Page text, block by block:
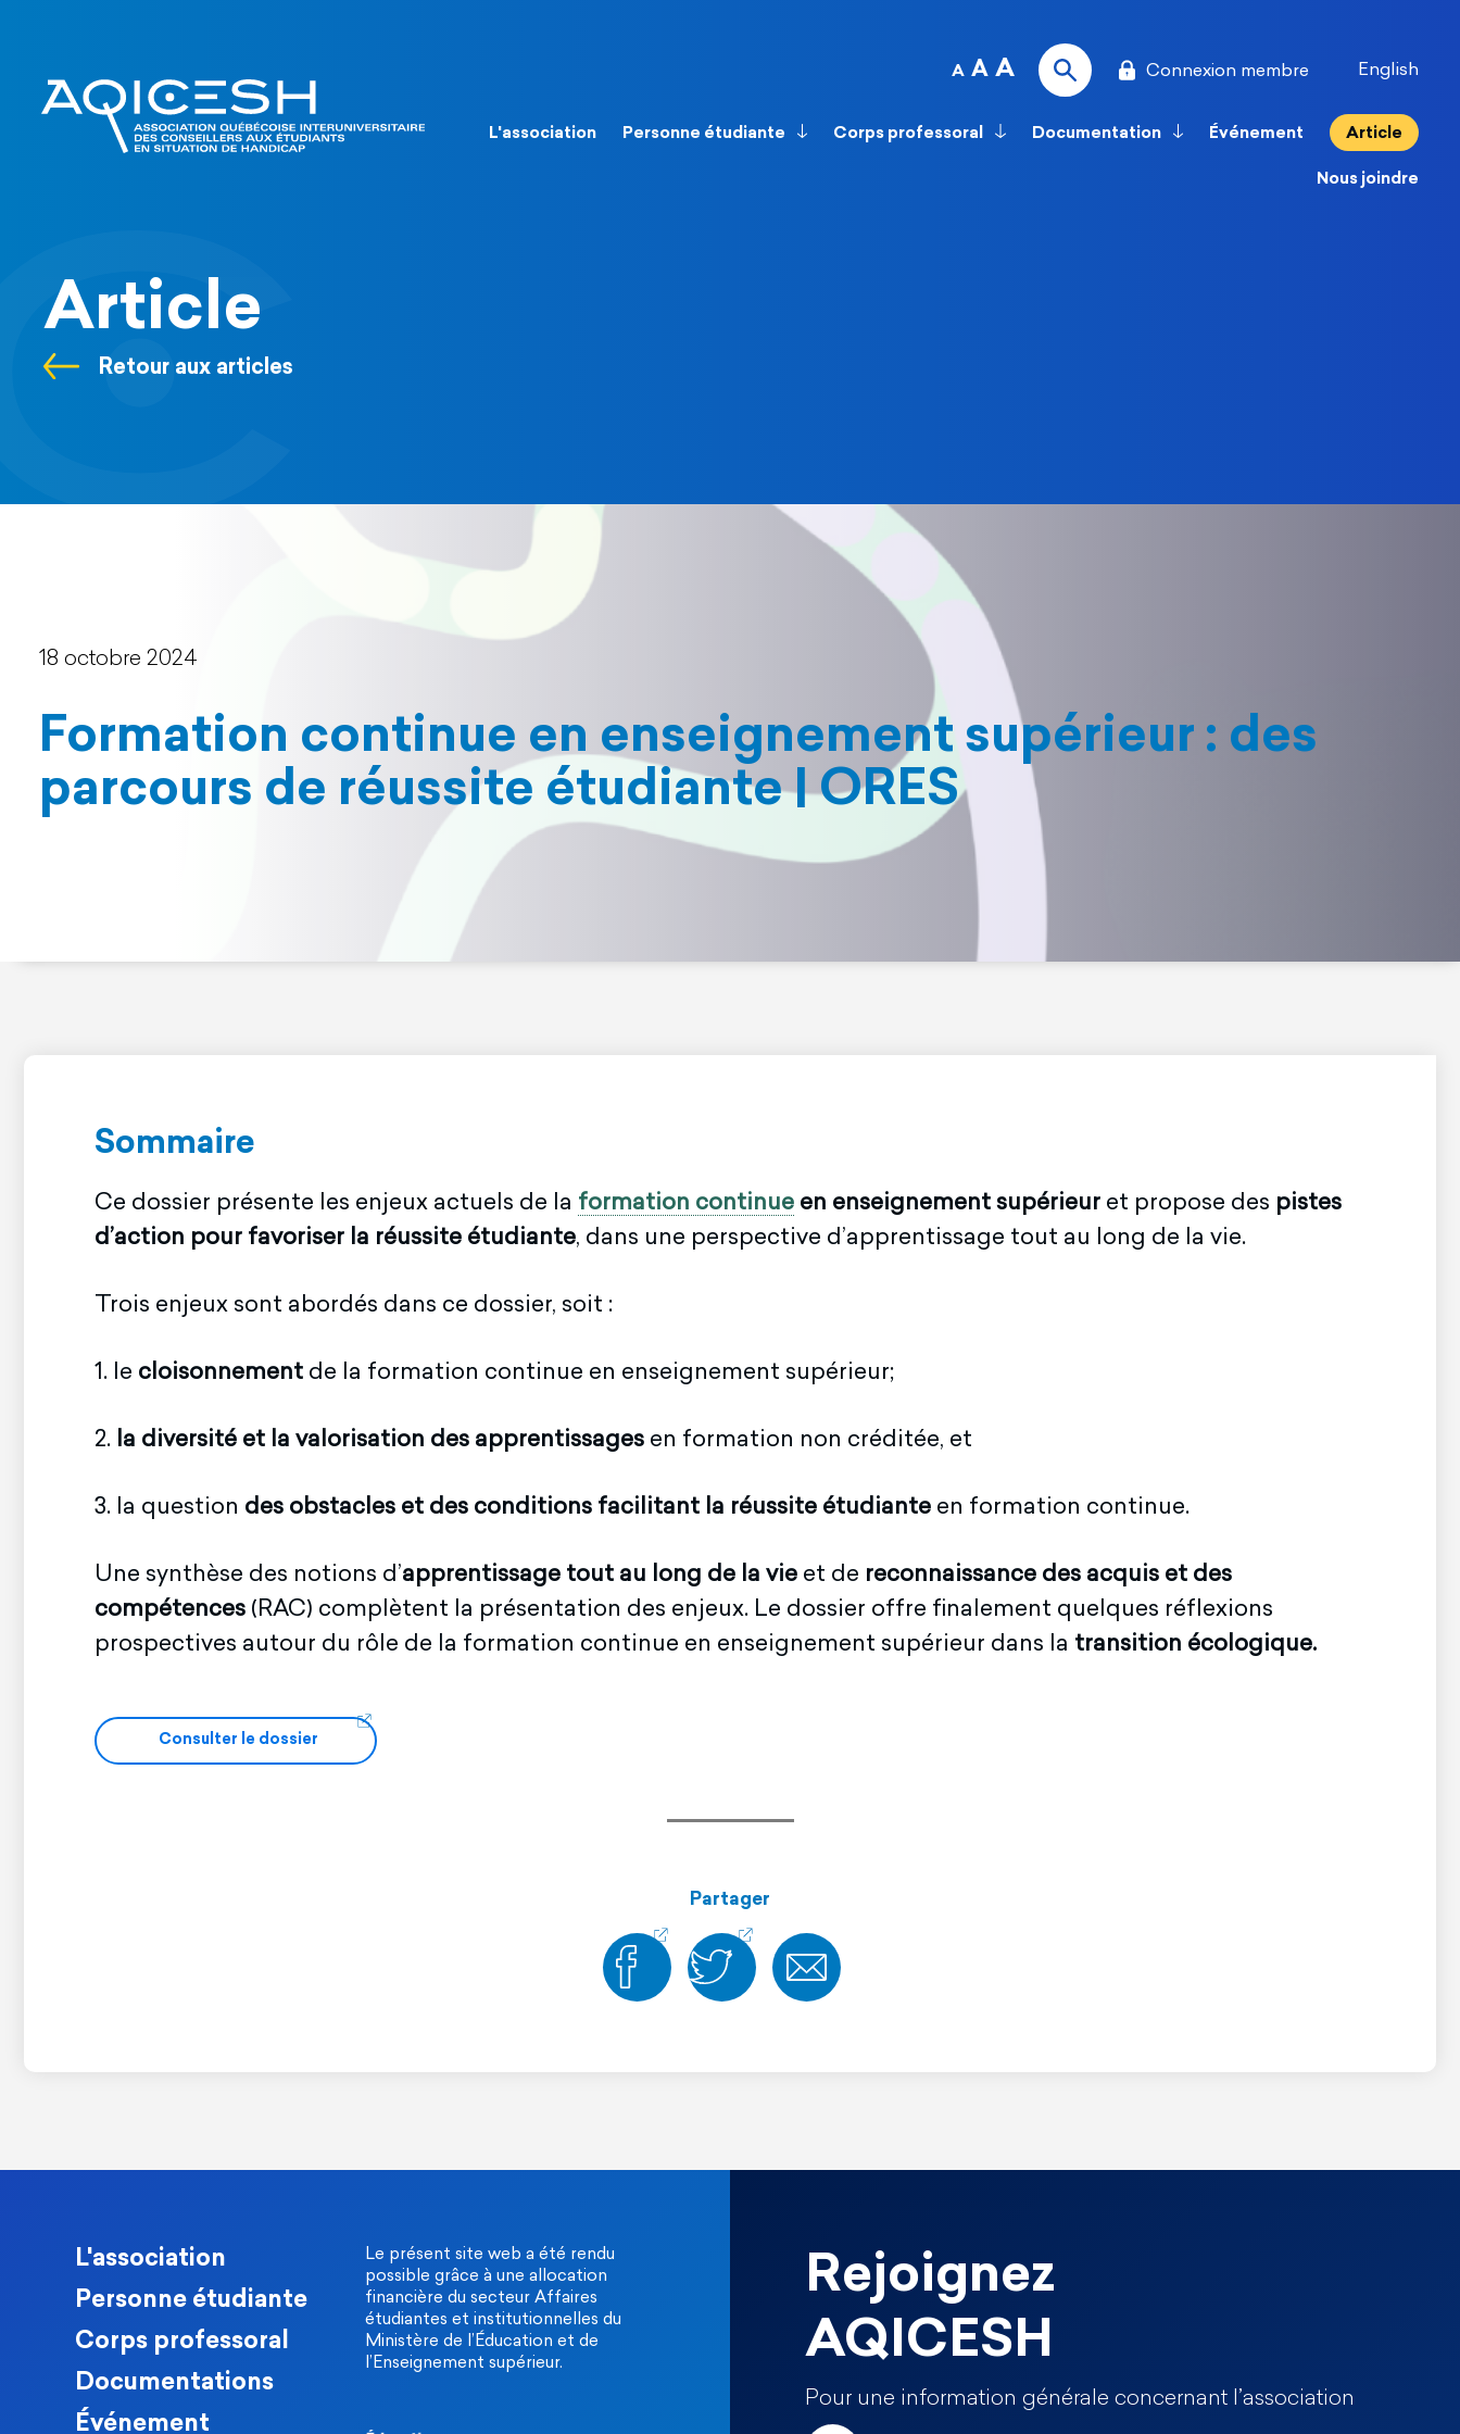
A A A Connexion membre English
L'association Personne étudiante Corps professoral Documentation Événement Article
Nous joindre
Article
Retour aux articles
18 octobre 2024
Formation continue en enseignement supérieur : des
parcours de réussite étudiante | ORES
Sommaire
Ce dossier présente les enjeux actuels de la formation continue en enseignement supérieur et propose des pistes
d’action pour favoriser la réussite étudiante, dans une perspective d’apprentissage tout au long de la vie.
Trois enjeux sont abordés dans ce dossier, soit :
1. le cloisonnement de la formation continue en enseignement supérieur;
2. la diversité et la valorisation des apprentissages en formation non créditée, et
3. la question des obstacles et des conditions facilitant la réussite étudiante en formation continue.
Une synthèse des notions d’apprentissage tout au long de la vie et de reconnaissance des acquis et des
compétences (RAC) complètent la présentation des enjeux. Le dossier offre finalement quelques réflexions
prospectives autour du rôle de la formation continue en enseignement supérieur dans la transition écologique.
Consulter le dossier
Partager
L'association
Personne étudiante
Corps professoral
Documentations
Événement
Le présent site web a été rendu
possible grâce à une allocation
financière du secteur Affaires
étudiantes et institutionnelles du
Ministère de l’Éducation et de
l’Enseignement supérieur.
Rejoignez
AQICESH
Pour une information générale concernant l’association